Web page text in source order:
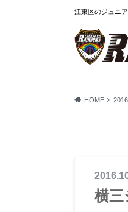
江東区のジュニ
HOME
横